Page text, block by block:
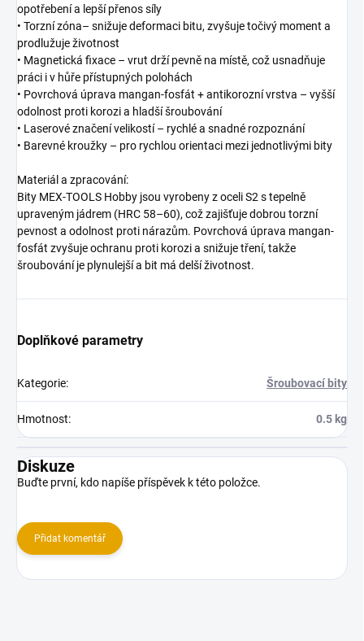
opotřebení a lepší přenos síly
• Torzní zóna– snižuje deformaci bitu, zvyšuje točivý moment a
prodlužuje životnost
• Magnetická fixace – vrut drží pevně na místě, což usnadňuje
práci i v hůře přístupných polohách
• Povrchová úprava mangan-fosfát + antikorozní vrstva – vyšší
odolnost proti korozi a hladší šroubování
• Laserové značení velikostí – rychlé a snadné rozpoznání
• Barevné kroužky – pro rychlou orientaci mezi jednotlivými bity
Materiál a zpracování:
Bity MEX-TOOLS Hobby jsou vyrobeny z oceli S2 s tepelně
upraveným jádrem (HRC 58–60), což zajišťuje dobrou torzní
pevnost a odolnost proti nárazům. Povrchová úprava mangan-
fosfát zvyšuje ochranu proti korozi a snižuje tření, takže
šroubování je plynulejší a bit má delší životnost.
Doplňkové parametry
Kategorie: Šroubovací bity
Hmotnost: 0.5 kg
Diskuze
Buďte první, kdo napíše příspěvek k této položce.
Přidat komentář